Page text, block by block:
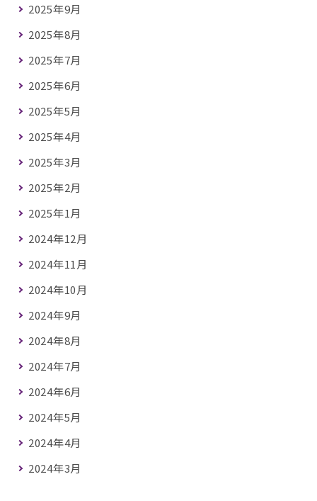
2025年9月
2025年8月
2025年7月
2025年6月
2025年5月
2025年4月
2025年3月
2025年2月
2025年1月
2024年12月
2024年11月
2024年10月
2024年9月
2024年8月
2024年7月
2024年6月
2024年5月
2024年4月
2024年3月